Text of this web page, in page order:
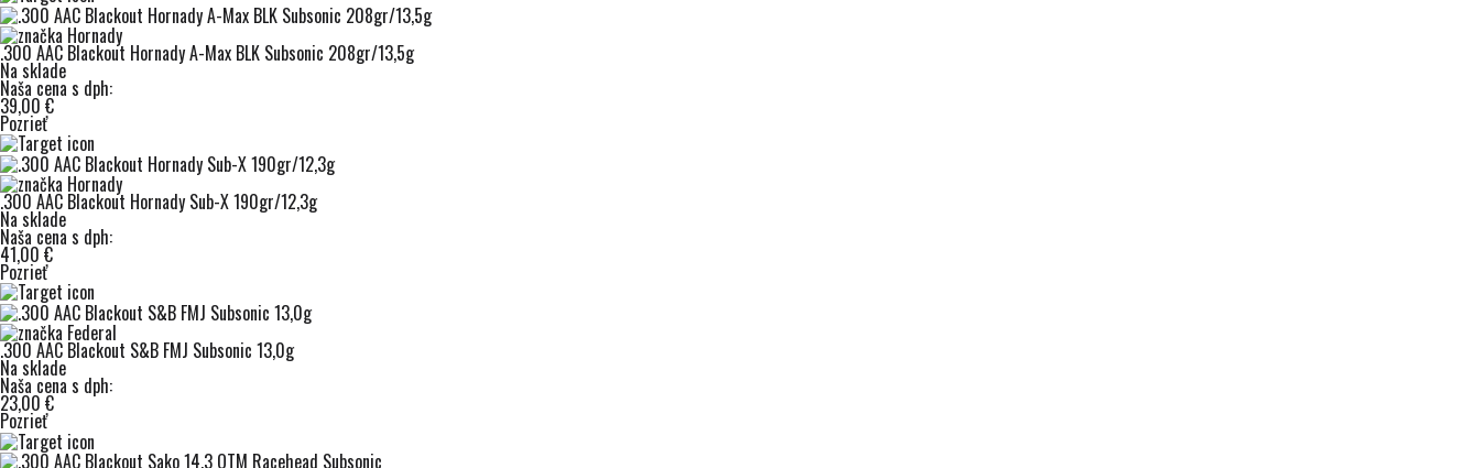
.300 AAC Blackout Hornady A-Max BLK Subsonic 208gr/13,5g
Na sklade
Naša cena s dph:
39,00 €
Pozrieť
.300 AAC Blackout Hornady Sub-X 190gr/12,3g
Na sklade
Naša cena s dph:
41,00 €
Pozrieť
.300 AAC Blackout S&B FMJ Subsonic 13,0g
Na sklade
Naša cena s dph:
23,00 €
Pozrieť